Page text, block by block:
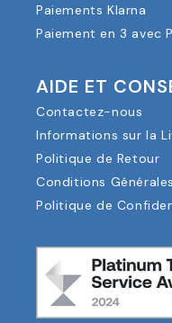
Paiements Klarna
Paiement en 3 avec
AIDE ET
Contactez-nous
Informations sur la
Politique de Retour
Conditions Générales
Politique de